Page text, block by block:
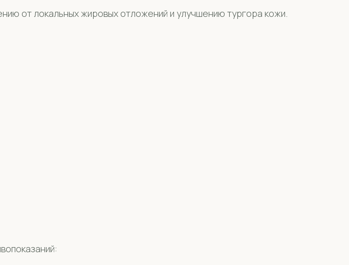
от локальных жировых отложений и улучшению тургора кожи.